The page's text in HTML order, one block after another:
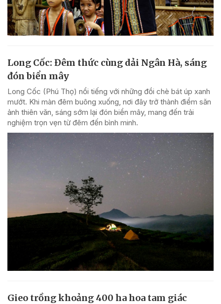
Long Cốc: Đêm thức cùng dải Ngân Hà, sáng
đón biển mây
Long Cốc (Phú Thọ) nổi tiếng với những đồi chè bát úp xanh
mướt. Khi màn đêm buông xuống, nơi đây trở thành điểm săn
ảnh thiên văn, sáng sớm lại đón biển mây, mang đến trải
nghiệm trọn vẹn từ đêm đến bình minh.
Gieo trồng khoảng 400 ha hoa tam giác